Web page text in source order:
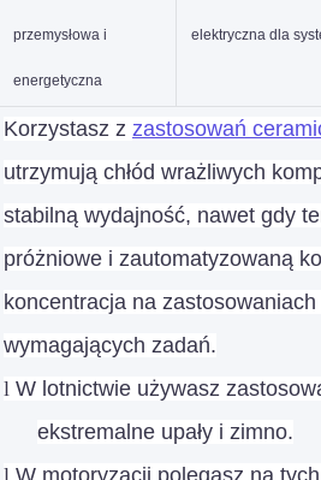
przemysłowa i
energetyczna
elektryczna dla
Korzystasz z zastosowań
utrzymują chłód wrażliwych
stabilną wydajność, nawet gdy
próżniowe i zautomatyzowaną
koncentracja na
wymagających zadań.
l W lotnictwie używasz
ekstremalne upały i zimno.